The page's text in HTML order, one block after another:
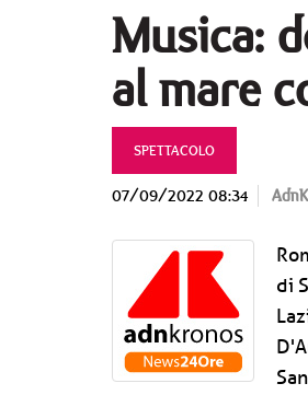
Musica:
al mare
SPETTACOLO
07/09/2022 08:34
di